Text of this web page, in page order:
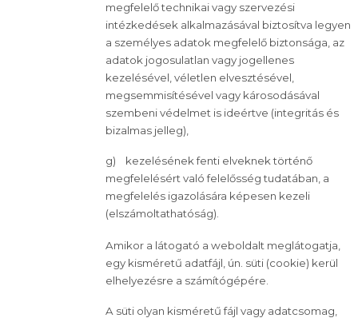
megfelelő technikai vagy szervezési
intézkedések alkalmazásával biztosítva legyen
a személyes adatok megfelelő biztonsága, az
adatok jogosulatlan vagy jogellenes
kezelésével, véletlen elvesztésével,
megsemmisítésével vagy károsodásával
szembeni védelmet is ideértve (integritás és
bizalmas jelleg),
g) kezelésének fenti elveknek történő
megfelelésért való felelősség tudatában, a
megfelelés igazolására képesen kezeli
(elszámoltathatóság).
Amikor a látogató a weboldalt meglátogatja,
egy kisméretű adatfájl, ún. süti (cookie) kerül
elhelyezésre a számítógépére.
A süti olyan kisméretű fájl vagy adatcsomag,